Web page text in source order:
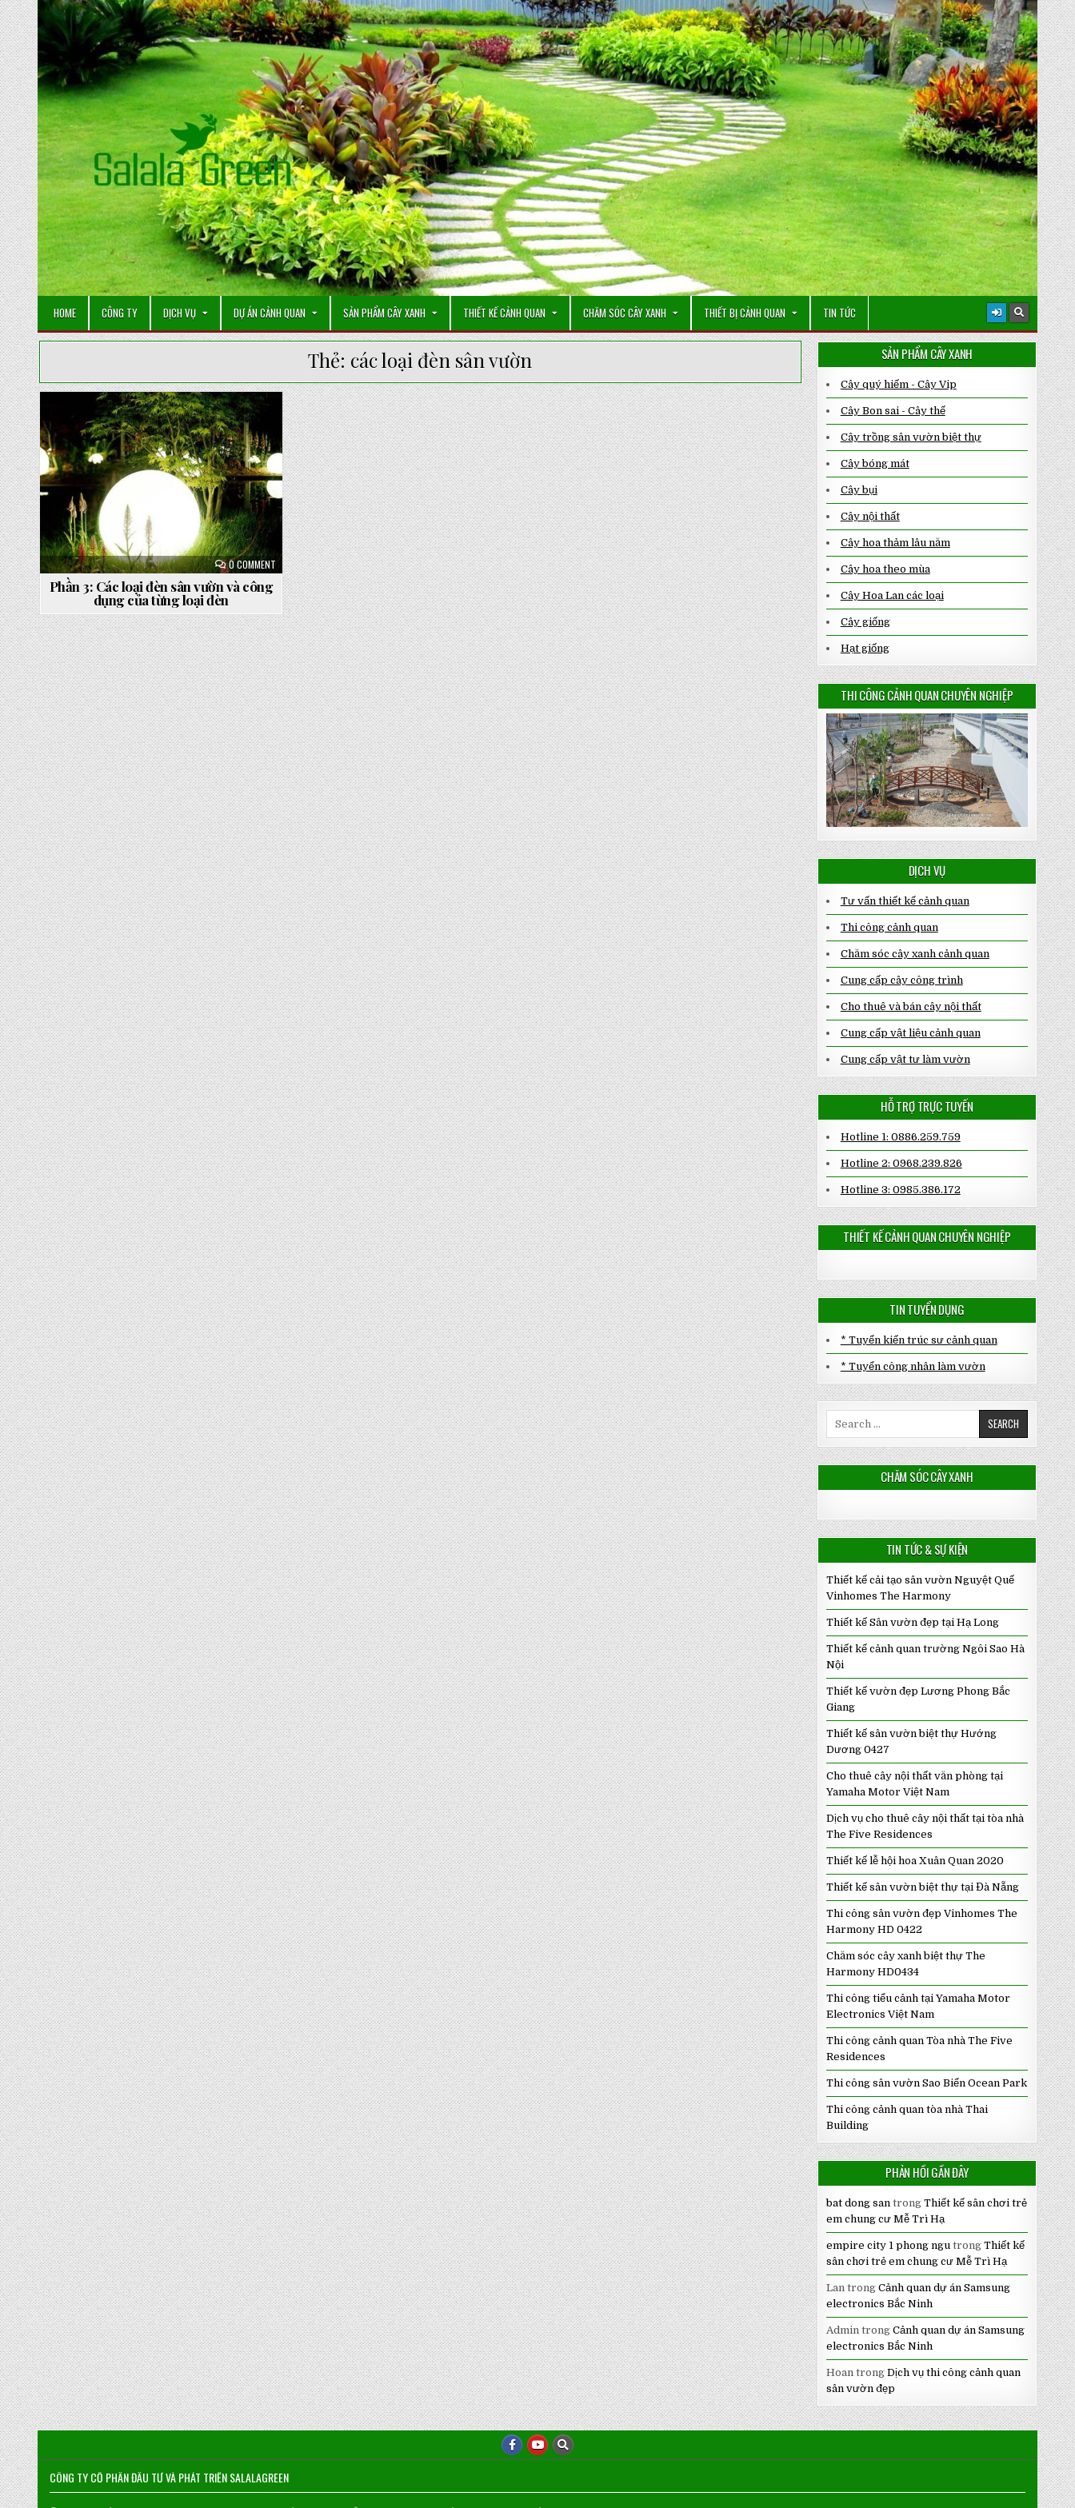
Skip
to
content
HOME CÔNG TY DỊCH VỤ DỰ ÁN CẢNH QUAN SẢN PHẨM CÂY XANH THIẾT KẾ CẢNH QUAN CHĂM SÓC CÂY XANH THIẾT BỊ CẢNH QUAN TIN TỨC
Thẻ: các loại đèn sân vườn
0 COMMENTON
PHẦN
CÁC
LOẠI
ĐÈN
SÂN
VƯỜN
VÀ
CÔNG
DỤNG
CỦA
TỪNG
LOẠI
ĐÈN
Posted
in
Phần 3: Các loại đèn sân vườn và công
dụng của từng loại đèn
SẢN PHẨM CÂY XANH
Cây quý hiếm - Cây Vip
Cây Bon sai - Cây thế
Cây trồng sân vườn biệt thự
Cây bóng mát
Cây bụi
Cây nội thất
Cây hoa thảm lâu năm
Cây hoa theo mùa
Cây Hoa Lan các loại
Cây giống
Hạt giống
THI CÔNG CẢNH QUAN CHUYÊN NGHIỆP
DỊCH VỤ
Tư vấn thiết kế cảnh quan
Thi công cảnh quan
Chăm sóc cây xanh cảnh quan
Cung cấp cây công trình
Cho thuê và bán cây nội thất
Cung cấp vật liệu cảnh quan
Cung cấp vật tư làm vườn
HỖ TRỢ TRỰC TUYẾN
Hotline 1: 0886.259.759
Hotline 2: 0968.239.826
Hotline 3: 0985.386.172
THIẾT KẾ CẢNH QUAN CHUYÊN NGHIỆP
TIN TUYỂN DỤNG
* Tuyển kiến trúc sư cảnh quan
* Tuyển công nhân làm vườn
CHĂM SÓC CÂY XANH
TIN TỨC & SỰ KIỆN
Thiết kế cải tạo sân vườn Nguyệt Quế
Vinhomes The Harmony
Thiết kế Sân vườn đẹp tại Hạ Long
Thiết kế cảnh quan trường Ngôi Sao Hà
Nội
Thiết kế vườn đẹp Lương Phong Bắc
Giang
Thiết kế sân vườn biệt thự Hướng
Dương 0427
Cho thuê cây nội thất văn phòng tại
Yamaha Motor Việt Nam
Dịch vụ cho thuê cây nội thất tại tòa nhà
The Five Residences
Thiết kế lễ hội hoa Xuân Quan 2020
Thiết kế sân vườn biệt thự tại Đà Nẵng
Thi công sân vườn đẹp Vinhomes The
Harmony HD 0422
Chăm sóc cây xanh biệt thự The
Harmony HD0434
Thi công tiểu cảnh tại Yamaha Motor
Electronics Việt Nam
Thi công cảnh quan Tòa nhà The Five
Residences
Thi công sân vườn Sao Biển Ocean Park
Thi công cảnh quan tòa nhà Thai
Building
PHẢN HỒI GẦN ĐÂY
bat dong santrong Thiết kế sân chơi trẻ
em chung cư Mễ Trì Hạ
empire city 1 phong ngutrong Thiết kế
sân chơi trẻ em chung cư Mễ Trì Hạ
Lantrong Cảnh quan dự án Samsung
electronics Bắc Ninh
Admintrong Cảnh quan dự án Samsung
electronics Bắc Ninh
Hoantrong Dịch vụ thi công cảnh quan
sân vườn đẹp
CÔNG TY CỔ PHẦN ĐẦU TƯ VÀ PHÁT TRIỂN SALALAGREEN